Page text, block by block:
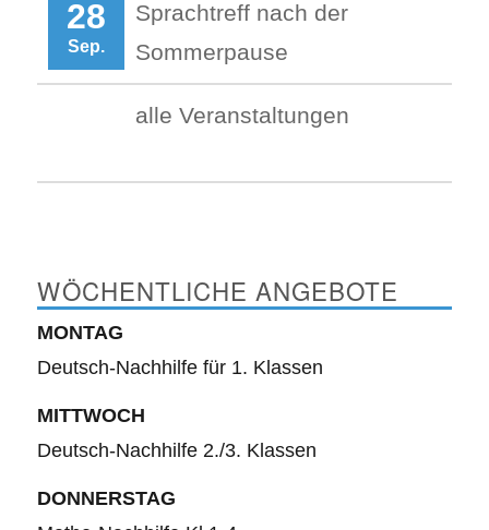
28
Sep.
Sprachtreff nach der
Sommerpause
alle Veranstaltungen
WÖCHENTLICHE ANGEBOTE
MONTAG
Deutsch-Nachhilfe für 1. Klassen
MITTWOCH
Deutsch-Nachhilfe 2./3. Klassen
DONNERSTAG